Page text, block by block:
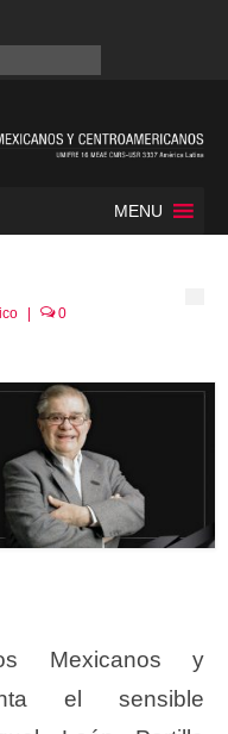
MENU
0
Mexicanos y
el sensible